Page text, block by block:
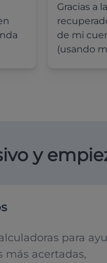
Gracias a
de mi
(usando
y
para
más acertadas,